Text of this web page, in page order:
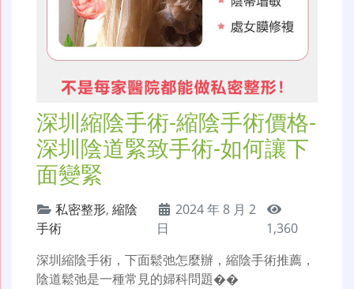
深圳縮陰手術-縮陰手術價格-
深圳陰道緊致手術-如何讓下
面變緊
私密整形, 縮陰
手術
2024 年 8 月 2
日
1,360
深圳縮陰手術，下面鬆弛怎麼辦，縮陰手術推薦，
陰道鬆弛是一種常見的婦科問題��